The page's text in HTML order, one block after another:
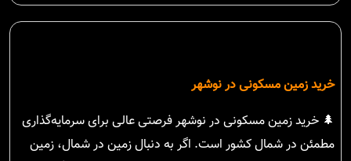
خرید زمین مسکونی در نوشهر
🌲 خرید زمین مسکونی در نوشهر فرصتی عالی برای سرمایه‌گذاری
مطمئن در شمال کشور است. اگر به دنبال زمین در شمال، زمین